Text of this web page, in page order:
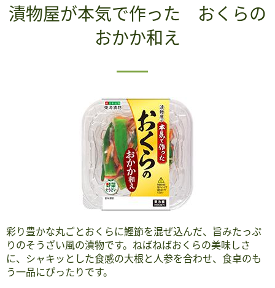
漬物屋が本気で作った おくらの
おかか和え
彩り豊かな丸ごとおくらに鰹節を混ぜ込んだ、旨みたっぷ
りのそうざい風の漬物です。ねばねばおくらの美味しさ
に、シャキッとした食感の大根と人参を合わせ、食卓のも
う一品にぴったりです。